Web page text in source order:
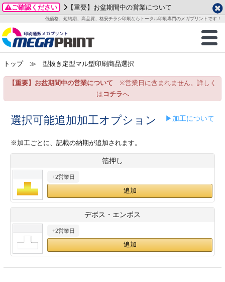
ご確認ください 【重要】お盆期間中の営業について
低価格、短納期、高品質、格安チラシ印刷ならトータル印刷専門のメガプリントです！
商品一覧
グッズ
ステッカー
ックカード印刷
業ツール印刷
＆盛り上げ印刷
ご利用ガイド
お客様へ
いて
方法
/送料について
刷
カード印刷
ックカード名刺
ムカード
型マル型印刷
ード印刷
データ作成ガイド
成前に
ガイド
加工指示ガイド
テンプレート
ード印刷
名刺印刷
ックカード
ード印刷
印刷
形マル型
一覧
わせ
り
プル請求
2026年 8月
月
火 水 木 金
土
1
3
4 5 6 7
8
15
24
25 26 27
29
土
1
2 3
8 9 10 11
12
14
15 16 17 18
19
25
26
28
29 30
トップ≫ 型抜き定型マル型印刷商品選択
【重要】お盆期間中の営業について ※営業日に含まれません。詳しく
は コチラへ
選択可能追加加工オプション ▶加工について
※加工ごとに、記載の納期が追加されます。
箔押し
+2営業日
デボス・エンボス
+2営業日